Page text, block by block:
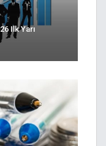
Ilk Yarı